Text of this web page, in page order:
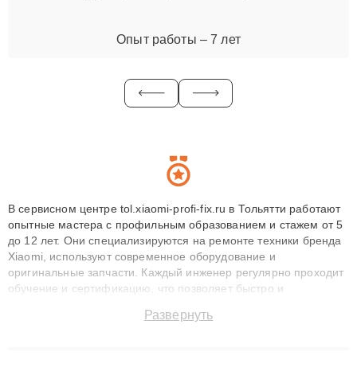
Опыт работы – 7 лет
В сервисном центре tol.xiaomi-profi-fix.ru в Тольятти работают
опытные мастера с профильным образованием и стажем от 5
до 12 лет. Они специализируются на ремонте техники бренда
Xiaomi, используют современное оборудование и
оригинальные запчасти. Каждый инженер регулярно проходит
обучение и сертификацию, что позволяет быстро и
сохранением гарантии до 3 лет. Наши мастера решают
Развернуть